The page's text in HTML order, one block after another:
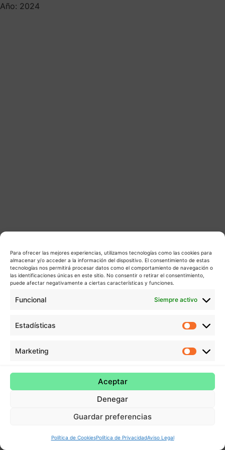
Para ofrecer las mejores experiencias, utilizamos tecnologías como las cookies para
almacenar y/o acceder a la información del dispositivo. El consentimiento de estas
tecnologías nos permitirá procesar datos como el comportamiento de navegación o
las identificaciones únicas en este sitio. No consentir o retirar el consentimiento,
puede afectar negativamente a ciertas características y funciones.
Funcional Siempre activo
Estadísticas
Marketing
Aceptar
Denegar
Guardar preferencias
Política de CookiesPolítica de PrivacidadAviso Legal
Año: 2024